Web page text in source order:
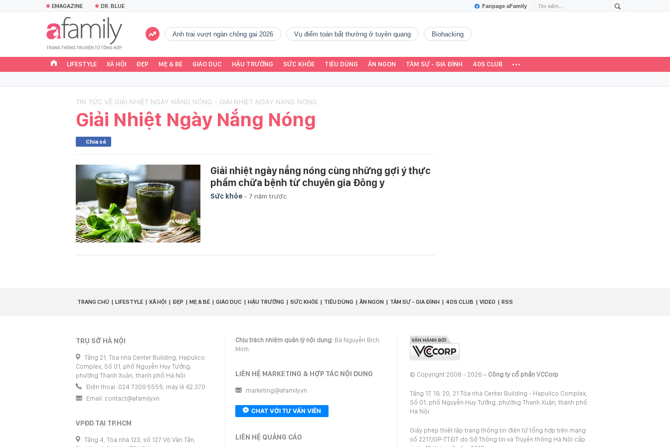
Fanpage aFamily
EMAGAZINE DR. BLUE
Anh trai vượt ngàn chông gai 2026 vụ điểm toán bất thường ở tuyên quang Biohacking
LIFESTYLE XÃ HỘI ĐẸP MẸ & BÉ GIÁO DỤC HẬU TRƯỜNG SỨC KHỎE TIÊU DÙNG ĂN NGON TÂM SỰ - GIA ĐÌNH 40S CLUB
TIN TỨC VỀ GIẢI NHIỆT NGÀY NẮNG NÓNG - GIAI NHIET NGAY NANG NONG
Giải Nhiệt Ngày Nắng Nóng
Chia sẻ
Giải nhiệt ngày nắng nóng cùng những gợi ý thực
phẩm chữa bệnh từ chuyên gia Đông y
Sức khỏe - 7 năm trước
TRANG CHỦ LIFESTYLE XÃ HỘI ĐẸP MẸ & BÉ GIÁO DỤC HẬU TRƯỜNG SỨC KHỎE TIÊU DÙNG ĂN NGON TÂM SỰ - GIA ĐÌNH 40S CLUB VIDEO RSS
TRỤ SỞ HÀ NỘI
Tầng 21, Tòa nhà Center Building, Hapulico
Complex, Số 01, phố Nguyễn Huy Tưởng,
phường Thanh Xuân, thành phố Hà Nội
Điện thoại: 024 7309 5555, máy lẻ 62.370
Email: contact@afamily.vn
VPĐD TẠI TP.HCM
Tầng 4, Tòa nhà 123, số 127 Võ Văn Tần,
Chịu trách nhiệm quản lý nội dung: Bà Nguyễn Bích
Minh.
LIÊN HỆ MARKETING & HỢP TÁC NỘI DUNG
marketing@afamily.vn
CHAT VỚI TƯ VẤN VIÊN
LIÊN HỆ QUẢNG CÁO
© Copyright 2008 - 2026 – Công ty cổ phần VCCorp
Tầng 17, 19, 20, 21 Tòa nhà Center Building - Hapulico Complex,
Số 01, phố Nguyễn Huy Tưởng, phường Thanh Xuân, thành phố
Hà Nội
Giấy phép thiết lập trang thông tin điện tử tổng hợp trên mạng
số 2217/GP-TTĐT do Sở Thông tin và Truyền thông Hà Nội cấp